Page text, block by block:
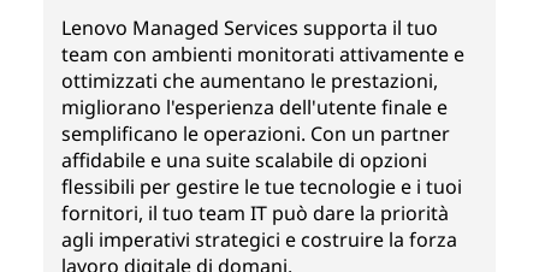
Lenovo Managed Services supporta il tuo
team con ambienti monitorati attivamente e
ottimizzati che aumentano le prestazioni,
migliorano l'esperienza dell'utente finale e
semplificano le operazioni. Con un partner
affidabile e una suite scalabile di opzioni
flessibili per gestire le tue tecnologie e i tuoi
fornitori, il tuo team IT può dare la priorità
agli imperativi strategici e costruire la forza
lavoro digitale di domani.